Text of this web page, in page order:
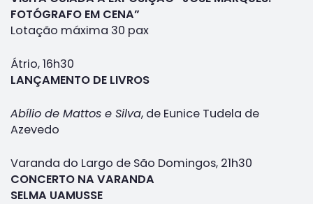
FOTÓGRAFO EM CENA”
Lotação máxima 30 pax
Átrio, 16h30
LANÇAMENTO DE LIVROS
Abílio de Mattos e Silva, de Eunice Tudela de
Azevedo
Varanda do Largo de São Domingos, 21h30
CONCERTO NA VARANDA
SELMA UAMUSSE